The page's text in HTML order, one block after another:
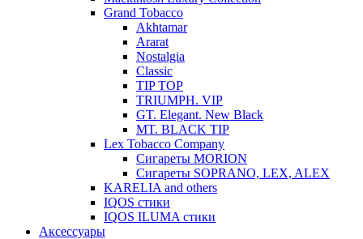
Grand Tobacco
Akhtamar
Ararat
Nostalgia
Classic
TIP TOP
TRIUMPH. VIP
GT. Elegant. New Black
MT. BLACK TIP
Lex Tobacco Company
Сигареты MORION
Сигареты SOPRANO, LEX, ALEX
KARELIA and others
IQOS стики
IQOS ILUMA стики
Аксессуары